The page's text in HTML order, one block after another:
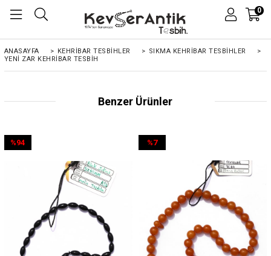
0
ANASAYFA > KEHRIBAR TESBIHLER > SIKMA KEHRİBAR TESBİHLER
>
YENI ZAR KEHRIBAR TESBIH
Benzer Ürünler
%94
%7